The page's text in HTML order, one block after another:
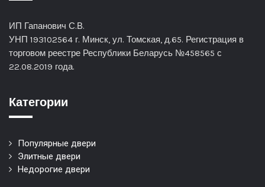
ИП Гапанович С.В.
УНП 193102564 г. Минск, ул. Томская, д.65. Регистрация в
торговом реестре Республики Беларусь №458565 с
22.08.2019 года.
Категории
Популярные двери
Элитные двери
Недорогие двери